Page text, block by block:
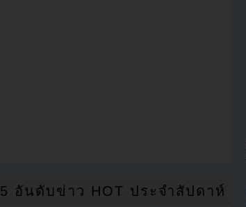
5 อันดับข่าว HOT ประจำสัปดาห์